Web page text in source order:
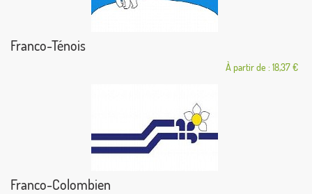
Franco-Ténois
À partir de : 18,37 €
Franco-Colombien